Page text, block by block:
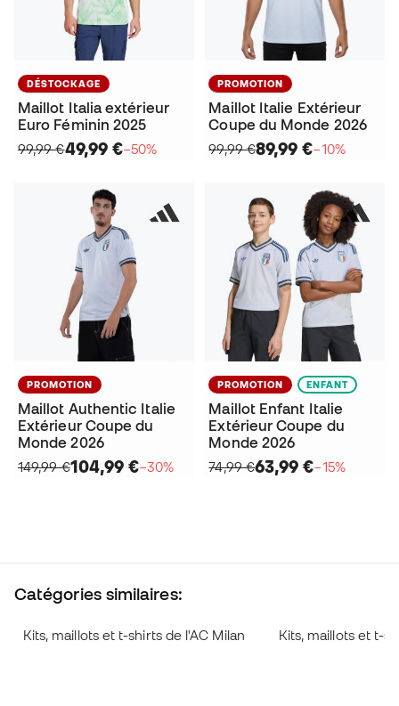
DÉSTOCKAGE
Maillot Italia extérieur
Euro Féminin 2025
99,99 €49,99 €−50%
PROMOTION
Maillot Italie Extérieur
Coupe du Monde 2026
99,99 €89,99 €−10%
PROMOTION
Maillot Authentic Italie
Extérieur Coupe du
Monde 2026
149,99 €104,99 €−30%
PROMOTION ENFANT
Maillot Enfant Italie
Extérieur Coupe du
Monde 2026
74,99 €63,99 €−15%
Catégories similaires:
Kits, maillots et t-shirts de l'AC Milan Kits, maillots et t-